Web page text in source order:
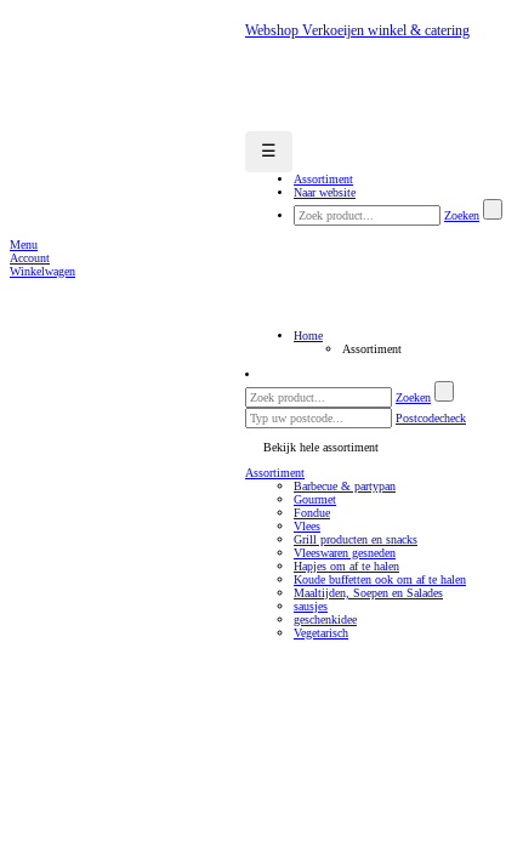
Webshop Verkoeijen winkel & catering
☰
Assortiment
Naar website
Zoeken
Menu
Account
Winkelwagen
Home
Assortiment
Zoeken
Postcodecheck
Bekijk hele assortiment
Assortiment
Barbecue & partypan
Gourmet
Fondue
Vlees
Grill producten en snacks
Vleeswaren gesneden
Hapjes om af te halen
Koude buffetten ook om af te halen
Maaltijden, Soepen en Salades
sausjes
geschenkidee
Vegetarisch